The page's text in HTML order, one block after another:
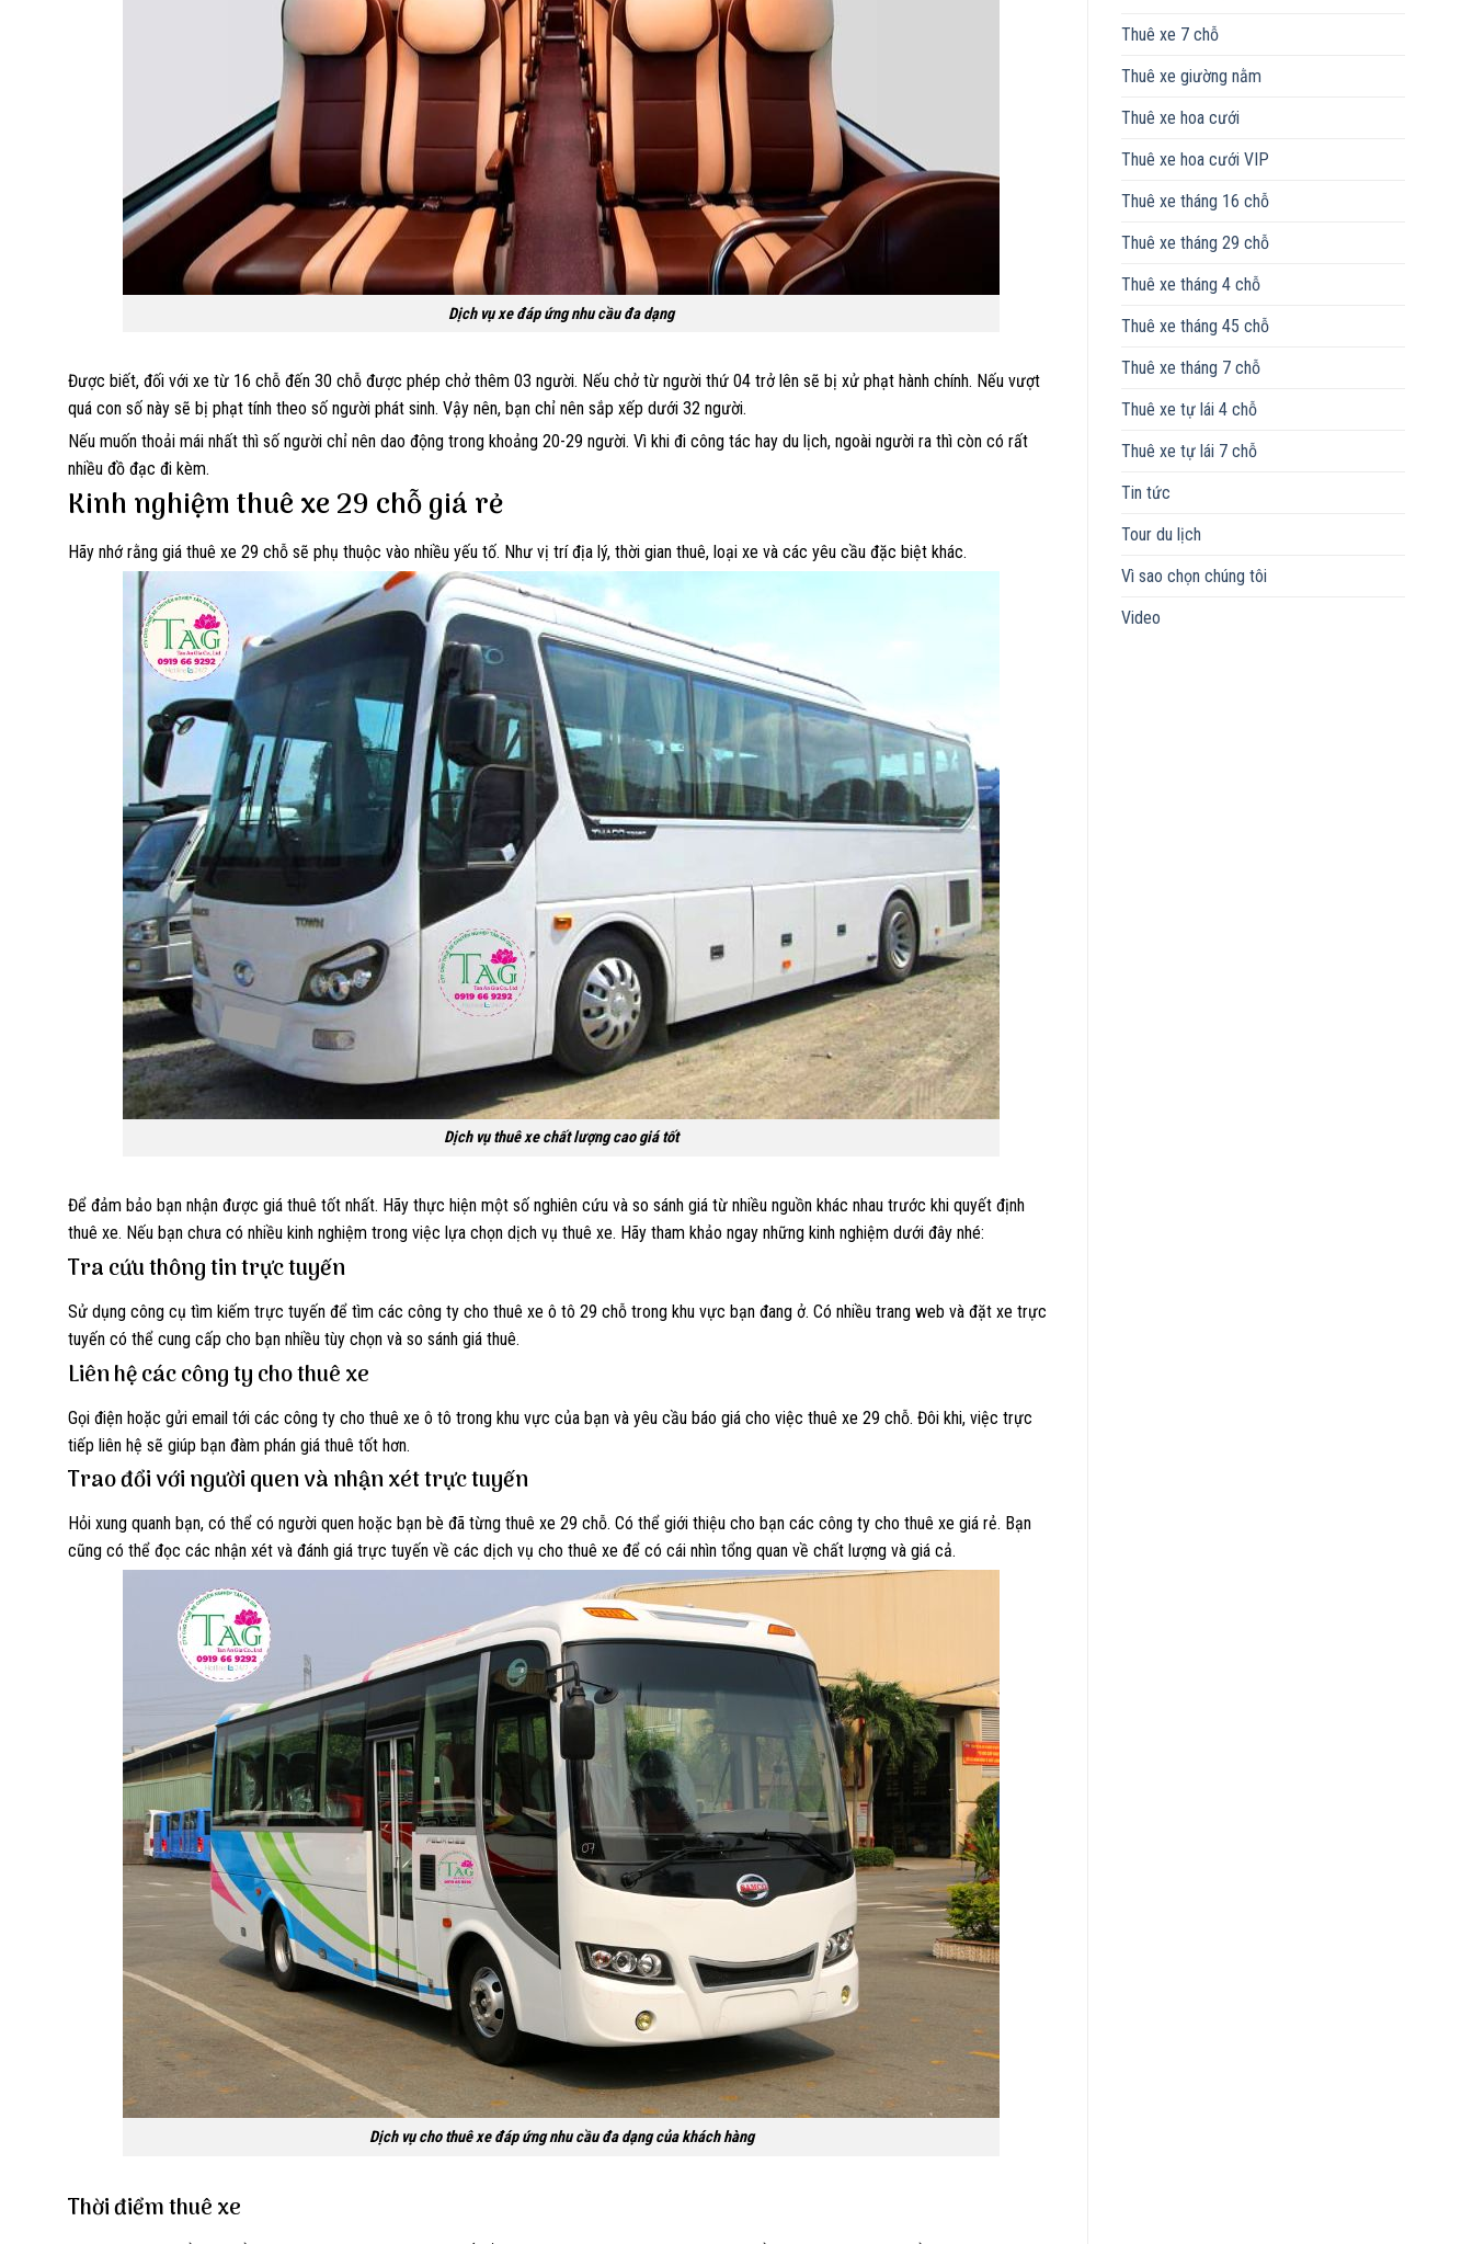
Dịch vụ xe đáp ứng nhu cầu đa dạng
Được biết, đối với xe từ 16 chỗ đến 30 chỗ được phép chở thêm 03 người. Nếu chở từ người thứ 04 trở lên sẽ bị xử phạt hành chính. Nếu vượt
quá con số này sẽ bị phạt tính theo số người phát sinh. Vậy nên, bạn chỉ nên sắp xếp dưới 32 người.
Nếu muốn thoải mái nhất thì số người chỉ nên dao động trong khoảng 20-29 người. Vì khi đi công tác hay du lịch, ngoài người ra thì còn có rất
nhiều đồ đạc đi kèm.
Kinh nghiệm thuê xe 29 chỗ giá rẻ
Hãy nhớ rằng giá thuê xe 29 chỗ sẽ phụ thuộc vào nhiều yếu tố. Như vị trí địa lý, thời gian thuê, loại xe và các yêu cầu đặc biệt khác.
Dịch vụ thuê xe chất lượng cao giá tốt
Để đảm bảo bạn nhận được giá thuê tốt nhất. Hãy thực hiện một số nghiên cứu và so sánh giá từ nhiều nguồn khác nhau trước khi quyết định
thuê xe. Nếu bạn chưa có nhiều kinh nghiệm trong việc lựa chọn dịch vụ thuê xe. Hãy tham khảo ngay những kinh nghiệm dưới đây nhé:
Tra cứu thông tin trực tuyến
Sử dụng công cụ tìm kiếm trực tuyến để tìm các công ty cho thuê xe ô tô 29 chỗ trong khu vực bạn đang ở. Có nhiều trang web và đặt xe trực
tuyến có thể cung cấp cho bạn nhiều tùy chọn và so sánh giá thuê.
Liên hệ các công ty cho thuê xe
Gọi điện hoặc gửi email tới các công ty cho thuê xe ô tô trong khu vực của bạn và yêu cầu báo giá cho việc thuê xe 29 chỗ. Đôi khi, việc trực
tiếp liên hệ sẽ giúp bạn đàm phán giá thuê tốt hơn.
Trao đổi với người quen và nhận xét trực tuyến
Hỏi xung quanh bạn, có thể có người quen hoặc bạn bè đã từng thuê xe 29 chỗ. Có thể giới thiệu cho bạn các công ty cho thuê xe giá rẻ. Bạn
cũng có thể đọc các nhận xét và đánh giá trực tuyến về các dịch vụ cho thuê xe để có cái nhìn tổng quan về chất lượng và giá cả.
Dịch vụ cho thuê xe đáp ứng nhu cầu đa dạng của khách hàng
Thời điểm thuê xe
Thuê xe 7 chỗ
Thuê xe giường nằm
Thuê xe hoa cưới
Thuê xe hoa cưới VIP
Thuê xe tháng 16 chỗ
Thuê xe tháng 29 chỗ
Thuê xe tháng 4 chỗ
Thuê xe tháng 45 chỗ
Thuê xe tháng 7 chỗ
Thuê xe tự lái 4 chỗ
Thuê xe tự lái 7 chỗ
Tin tức
Tour du lịch
Vì sao chọn chúng tôi
Video